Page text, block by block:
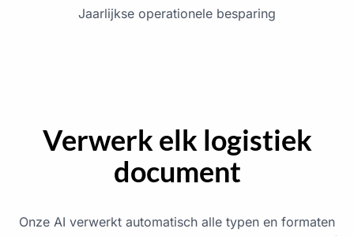
Jaarlijkse operationele besparing
Verwerk elk logistiek
document
Onze AI verwerkt automatisch alle typen en formaten